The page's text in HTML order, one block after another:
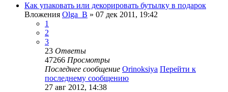
Как упаковать или декорировать бутылку в подарок
Вложения Olga_B » 07 дек 2011, 19:42
1
2
3
23 Ответы
47266 Просмотры
Последнее сообщение Orinoksiya Перейти к
последнему сообщению
27 авг 2012, 14:38